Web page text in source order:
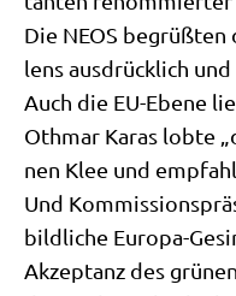
Die NEOS
lens aus­drück­lich
Auch die EU-Ebe­ne
Oth­mar Karas lob­te
nen Klee und
Und
bild­li­che Euro­pa-
Akzep­tanz des